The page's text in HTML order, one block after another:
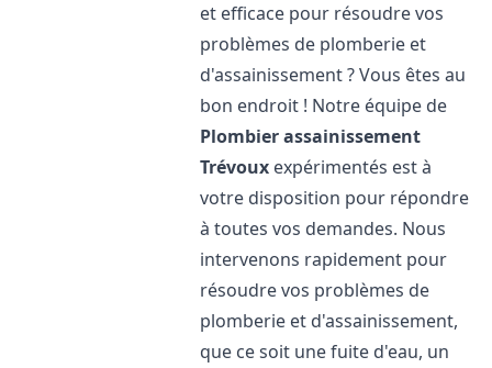
et efficace pour résoudre vos
problèmes de plomberie et
d'assainissement ? Vous êtes au
bon endroit ! Notre équipe de
Plombier assainissement
Trévoux expérimentés est à
votre disposition pour répondre
à toutes vos demandes. Nous
intervenons rapidement pour
résoudre vos problèmes de
plomberie et d'assainissement,
que ce soit une fuite d'eau, un